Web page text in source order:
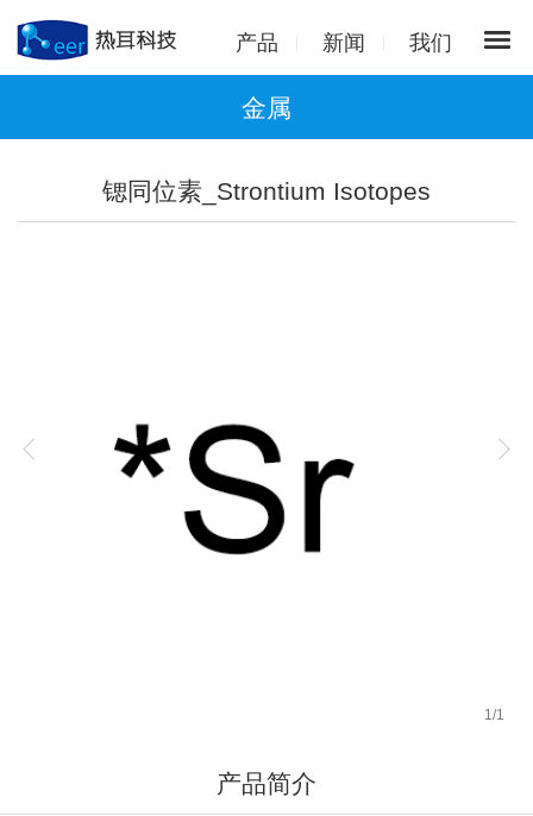
产品 新闻 我们
金属
锶同位素_Strontium Isotopes
1 /1
产品简介